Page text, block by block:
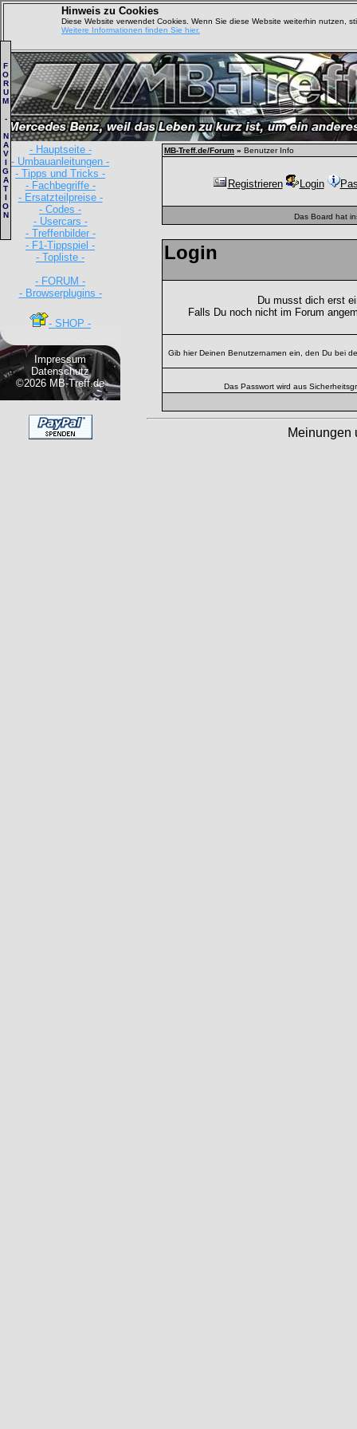
Hinweis zu Cookies
Diese Website verwendet Cookies. Wenn Sie diese Website weiterhin nutzen,
Weitere Informationen finden Sie hier.
- Hauptseite -
- Umbauanleitungen -
- Tipps und Tricks -
- Fachbegriffe -
- Ersatzteilpreise -
- Codes -
- Usercars -
- Treffenbilder -
- F1-Tippspiel -
- Topliste -
- FORUM -
- Browserplugins -
- SHOP -
Impressum
Datenschutz
©2026 MB-Treff.de
F
O
R
U
M
-
N
A
V
I
G
A
T
I
O
N
MB-Treff.de/Forum » Benutzer Info
Registrieren Login
Das Board hat
Login
Du musst dich erst
Falls Du noch nicht im Forum
Gib hier Deinen Benutzernamen ein, den Du bei
Das Passwort wird aus
Meinungen